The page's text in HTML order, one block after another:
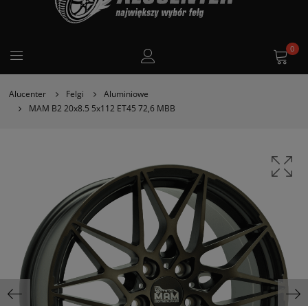
0
Alucenter Felgi
Aluminiowe
MAM B2 20x8.5 5x112 ET45 72,6 MBB